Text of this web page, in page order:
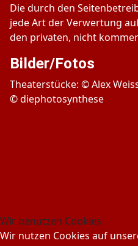
Die durch den
jede Art der Verwertung
den privaten, nicht
Bilder/Fotos
Theaterstücke: © Alex
© diephotosynthese
Wir benutzen Cookies
Wir nutzen Cookies auf